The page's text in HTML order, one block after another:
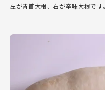
左が青首大根、右が辛味大根です。